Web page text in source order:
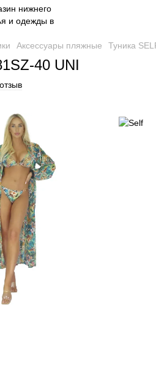
Аксессуары пляжные Туника
40 UNI